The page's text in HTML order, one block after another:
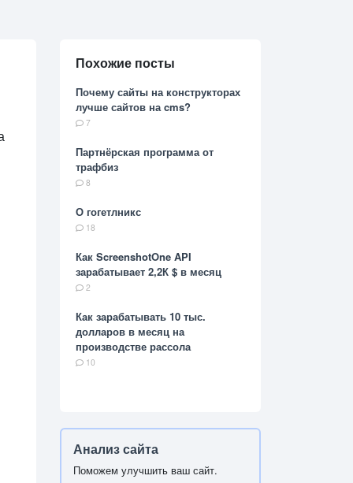
Похожие посты
Почему сайты на конструкторах
лучше сайтов на cms?
7
Партнёрская программа от
трафбиз
8
О гогетлникс
18
Как ScreenshotOne API
зарабатывает 2,2К $ в месяц
2
Как зарабатывать 10 тыс.
долларов в месяц на
производстве рассола
10
Анализ сайта
Поможем улучшить ваш сайт.